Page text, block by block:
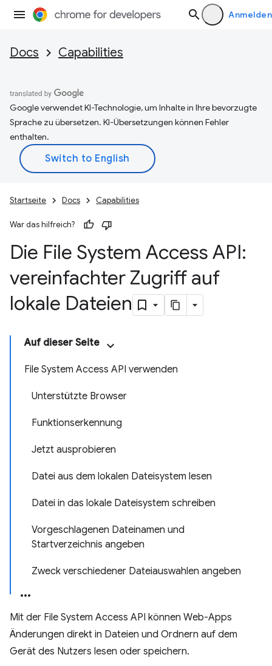
Anmelden
Docs Capabilities
Google verwendet KI-Technologie, um Inhalte in Ihre bevorzugte
Sprache zu übersetzen. KI-Übersetzungen können Fehler
enthalten.
Startseite Docs Capabilities
War das hilfreich?
Die File System Access API:
vereinfachter Zugriff auf
lokale Dateien
Auf dieser Seite
File System Access API verwenden
Unterstützte Browser
Funktionserkennung
Jetzt ausprobieren
Datei aus dem lokalen Dateisystem lesen
Datei in das lokale Dateisystem schreiben
Vorgeschlagenen Dateinamen und
Startverzeichnis angeben
Zweck verschiedener Dateiauswahlen angeben
Mit der File System Access API können Web-Apps
Änderungen direkt in Dateien und Ordnern auf dem
Gerät des Nutzers lesen oder speichern.